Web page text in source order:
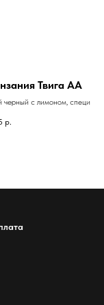
Твига АА
черный с лимоном, специи,
р.